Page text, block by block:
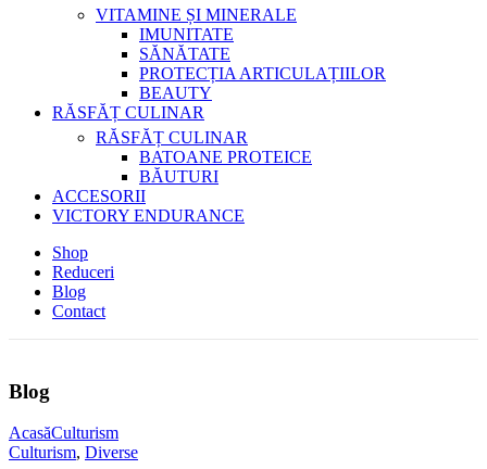
VITAMINE ȘI MINERALE
IMUNITATE
SĂNĂTATE
PROTECȚIA ARTICULAȚIILOR
BEAUTY
RĂSFĂȚ CULINAR
RĂSFĂȚ CULINAR
BATOANE PROTEICE
BĂUTURI
ACCESORII
VICTORY ENDURANCE
Shop
Reduceri
Blog
Contact
Blog
AcasăCulturism
Culturism, Diverse